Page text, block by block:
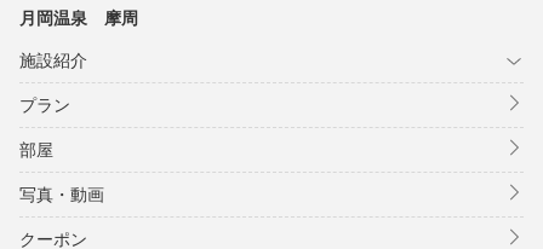
月岡温泉 摩周
施設紹介
プラン
部屋
写真・動画
クーポン